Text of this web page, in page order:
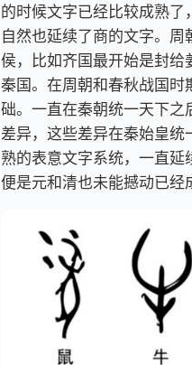
的时候文字已经比较成熟
自然也延续了商的文字。
侯，比如齐国最开始是封
秦国。在周朝和春秋战国
础。一直在秦朝统一天下
差异，这些差异在秦始皇
熟的表意文字系统，一直
便是元和清也未能撼动已经